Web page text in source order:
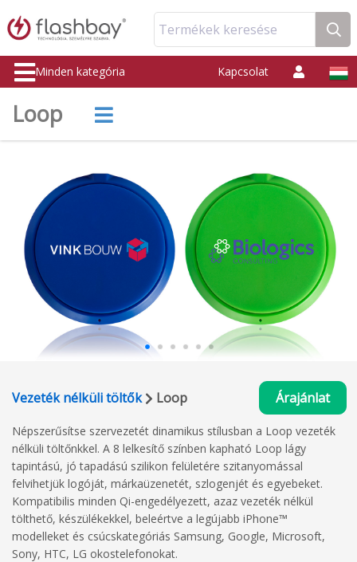
Termékek keresése
Minden kategória Kapcsolat
Loop
Vezeték nélküli töltők Loop Árajánlat
Népszerűsítse szervezetét dinamikus stílusban a Loop vezeték
nélküli töltőnkkel. A 8 lelkesítő színben kapható Loop lágy
tapintású, jó tapadású szilikon felületére szitanyomással
felvihetjük logóját, márkaüzenetét, szlogenjét és egyebeket.
Kompatibilis minden Qi-engedélyezett, azaz vezeték nélkül
tölthető, készülékekkel, beleértve a legújabb iPhone™
modelleket és csúcskategóriás Samsung, Google, Microsoft,
Sony, HTC, LG okostelefonokat.